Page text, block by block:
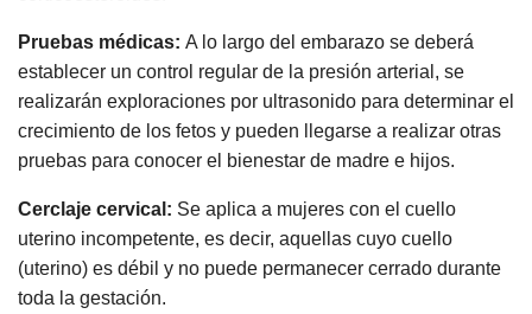
Pruebas médicas: A lo largo del embarazo se deberá
establecer un control regular de la presión arterial, se
realizarán exploraciones por ultrasonido para determinar el
crecimiento de los fetos y pueden llegarse a realizar otras
pruebas para conocer el bienestar de madre e hijos.
Cerclaje cervical: Se aplica a mujeres con el cuello
uterino incompetente, es decir, aquellas cuyo cuello
(uterino) es débil y no puede permanecer cerrado durante
toda la gestación.